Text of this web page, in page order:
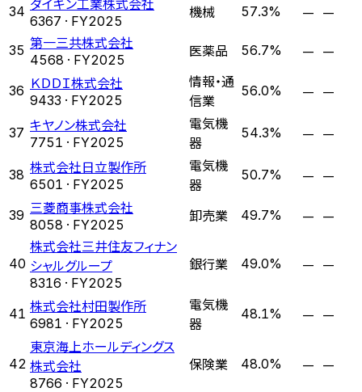
34
6367 · FY2025 機械 57.3% — —
35 第一三共株式会社
4568 · FY2025 医薬品 56.7% — —
36 ＫＤＤＩ株式会社
9433 · FY2025
情報・通
信業
56.0% — —
37 キヤノン株式会社
7751 · FY2025
電気機
器
54.3% — —
38 株式会社日立製作所
6501 · FY2025
電気機
器
50.7% — —
39 三菱商事株式会社
8058 · FY2025 卸売業 49.7% — —
40
株式会社三井住友フィナン
シャルグループ
8316 · FY2025
銀行業 49.0% — —
41 株式会社村田製作所
6981 · FY2025
電気機
器
48.1% — —
42
東京海上ホールディングス
株式会社
8766 · FY2025
保険業 48.0% — —